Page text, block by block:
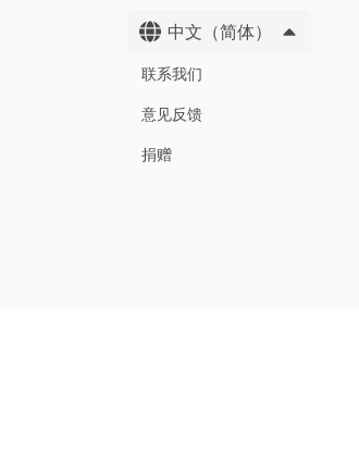
中文（简体）
联系我们
意见反馈
捐赠